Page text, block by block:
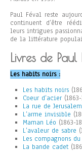
Paul Féval reste
continuent d’être
leurs intrigues
de la littérature
Livres de
Les habits noirs :
Les habits noirs
Coeur d’acier
La rue de Jerusalem
L’arme invisible
Maman Léo (1863-
L’avaleur de sabre
Les compagnons
La bande cadet